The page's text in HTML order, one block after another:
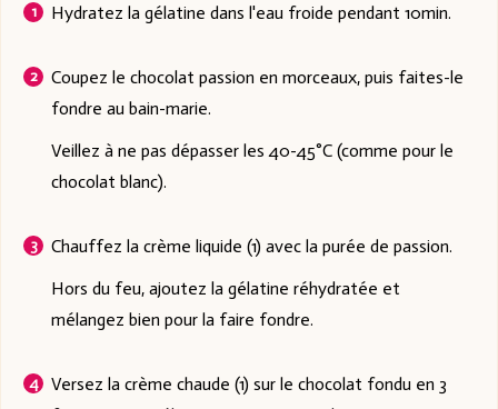
Hydratez la gélatine dans l'eau froide pendant 10min.
Coupez le chocolat passion en morceaux, puis faites-le
fondre au bain-marie.
Veillez à ne pas dépasser les 40-45°C (comme pour le
chocolat blanc).
Chauffez la crème liquide (1) avec la purée de passion.
Hors du feu, ajoutez la gélatine réhydratée et
mélangez bien pour la faire fondre.
Versez la crème chaude (1) sur le chocolat fondu en 3